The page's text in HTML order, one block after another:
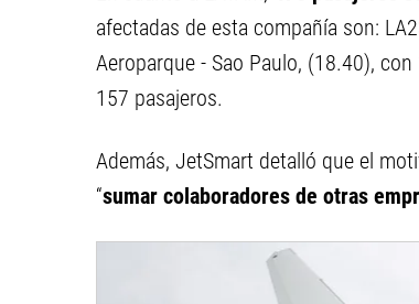
afectadas de esta compañía son:
Aeroparque - Sao Paulo, (18.40),
157 pasajeros.
Además, JetSmart detalló que el
“sumar colaboradores de otras